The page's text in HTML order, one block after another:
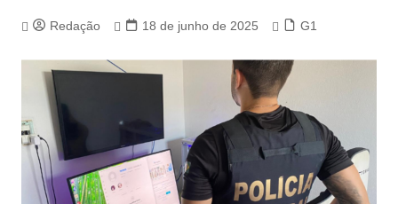
Redação 18 de junho de 2025 G1